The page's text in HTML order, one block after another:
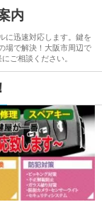
内
に迅速対応します。鍵を
場で解決！大阪市周辺で
ご相談ください。